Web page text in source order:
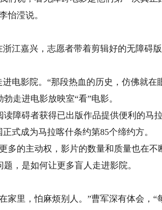
怡滢说。
嘉兴，志愿者带着剪辑好的无障碍版
影院。“那段热血的历史，仿佛就在
进电影放映室“看”电影。
碍者获得已出版作品提供便利的马
式成为马拉喀什条约第85个缔约方。
的主动权，影片的数量和质量也在不
，是如何让更多盲人走进影院。
里，怕麻烦别人。”曹军深有体会，“